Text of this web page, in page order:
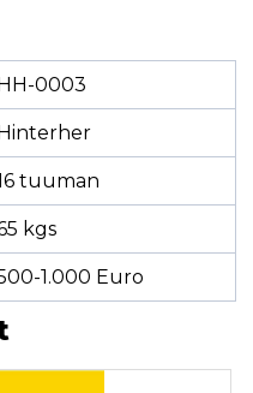
0003
tuuman
kgs
1.000 Euro